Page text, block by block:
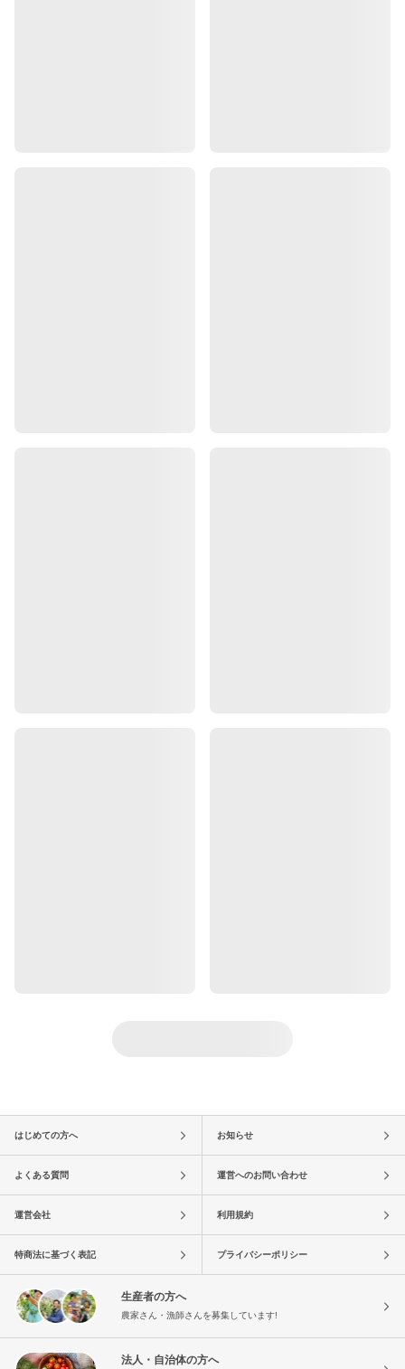
はじめての方へ お知らせ
よくある質問 運営へのお問い合わせ
運営会社 利用規約
特商法に基づく表記 プライバシーポリシー
生産者の方へ
農家さん・漁師さんを募集しています!
法人・自治体の方へ